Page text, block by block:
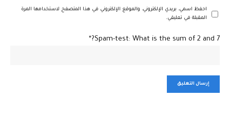
احفظ اسمي، بريدي الإلكتروني، والموقع الإلكتروني في هذا المتصفح لاستخدامها المرة
المقبلة في تعليقي.
Spam-test: What is the sum of 2 and 7?*